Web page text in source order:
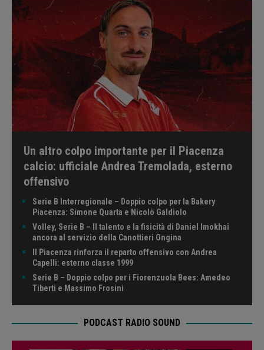
Un altro colpo importante per il Piacenza
calcio: ufficiale Andrea Tremolada, esterno
offensivo
Serie B Interregionale – Doppio colpo per la Bakery
Piacenza: Simone Quarta e Nicolò Galdiolo
Volley, Serie B – Il talento e la fisicità di Daniel Imokhai
ancora al servizio della Canottieri Ongina
Il Piacenza rinforza il reparto offensivo con Andrea
Capelli: esterno classe 1999
Serie B – Doppio colpo per i Fiorenzuola Bees: Amedeo
Tiberti e Massimo Frosini
PODCAST RADIO SOUND